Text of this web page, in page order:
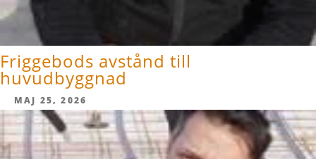
Friggebods avstånd till
huvudbyggnad
MAJ 25, 2026